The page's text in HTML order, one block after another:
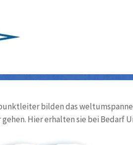
bilden das
Hier erhalten sie bei